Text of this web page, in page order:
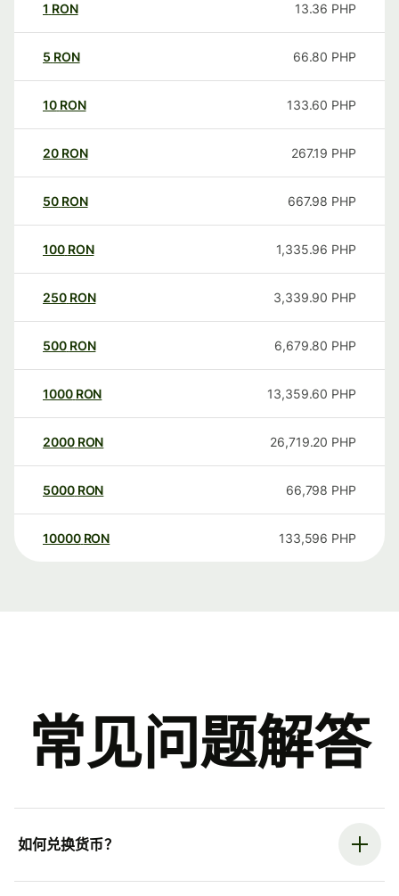
1 RON 13.36 PHP
5 RON 66.80 PHP
10 RON 133.60 PHP
20 RON 267.19 PHP
50 RON 667.98 PHP
100 RON 1,335.96 PHP
250 RON 3,339.90 PHP
500 RON 6,679.80 PHP
1000 RON 13,359.60 PHP
2000 RON 26,719.20 PHP
5000 RON 66,798 PHP
10000 RON 133,596 PHP
常见问题解答
如何兑换货币？